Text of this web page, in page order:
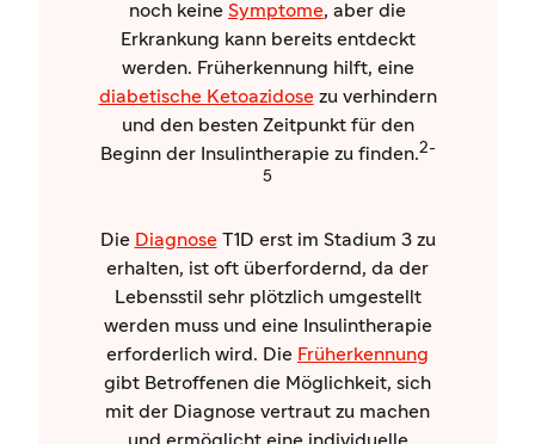
noch keine Symptome, aber die
Erkrankung kann bereits entdeckt
werden. Früherkennung hilft, eine
diabetische Ketoazidosezu verhindern
und den besten Zeitpunkt für den
Beginn der Insulintherapie zu finden.2-
5
Die DiagnoseT1D erst im Stadium 3 zu
erhalten, ist oft überfordernd, da der
Lebensstil sehr plötzlich umgestellt
werden muss und eine Insulintherapie
erforderlich wird. Die Früherkennung
gibt Betroffenen die Möglichkeit, sich
mit der Diagnose vertraut zu machen